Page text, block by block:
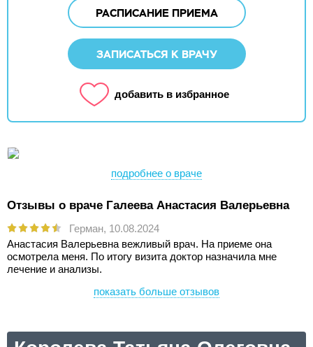
РАСПИСАНИЕ ПРИЕМА
ЗАПИСАТЬСЯ К ВРАЧУ
добавить в избранное
подробнее о враче
Отзывы о враче Галеева Анастасия Валерьевна
Герман, 10.08.2024
Анастасия Валерьевна вежливый врач. На приеме она
осмотрела меня. По итогу визита доктор назначила мне
лечение и анализы.
показать больше отзывов